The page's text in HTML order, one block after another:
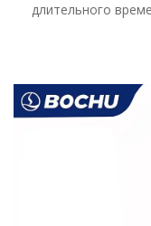
длительного